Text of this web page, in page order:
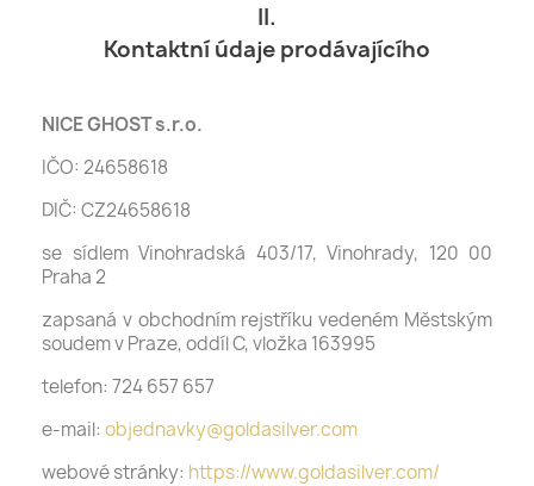
II.
Kontaktní údaje prodávajícího
NICE GHOST s.r.o.
IČO: 24658618
DIČ: CZ24658618
se sídlem Vinohradská 403/17, Vinohrady, 120 00
Praha 2
zapsaná v obchodním rejstříku vedeném Městským
soudem v Praze, oddíl C, vložka 163995
telefon: 724 657 657
e-mail: objednavky@goldasilver.com
webové stránky: https://www.goldasilver.com/